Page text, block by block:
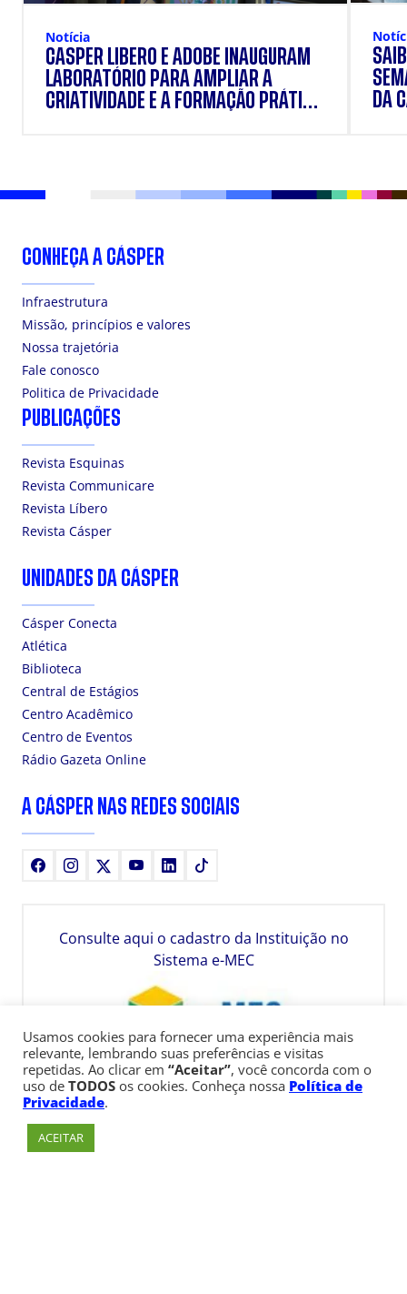
Notícia
CÁSPER LÍBERO E ADOBE INAUGURAM
LABORATÓRIO PARA AMPLIAR A
CRIATIVIDADE E A FORMAÇÃO PRÁTICA
DA
CONHEÇA A CÁSPER
Infraestrutura
Missão, princípios e valores
Nossa trajetória
Fale conosco
Politica de Privacidade
PUBLICAÇÕES
Revista Esquinas
Revista Communicare
Revista Líbero
Revista Cásper
UNIDADES DA CÁSPER
Cásper Conecta
Atlética
Biblioteca
Central de Estágios
Centro Acadêmico
Centro de Eventos
Rádio Gazeta Online
A CÁSPER NAS REDES SOCIAIS
FacebookInstagram YoutubeLinkedIn
Consulte aqui o cadastro da Instituição no
Sistema e-MEC
Usamos cookies para fornecer uma experiência mais
relevante, lembrando suas preferências e visitas
repetidas. Ao clicar em “Aceitar”, você concorda com o
uso de TODOS os cookies. Conheça nossa Política de
Privacidade.
ACEITAR